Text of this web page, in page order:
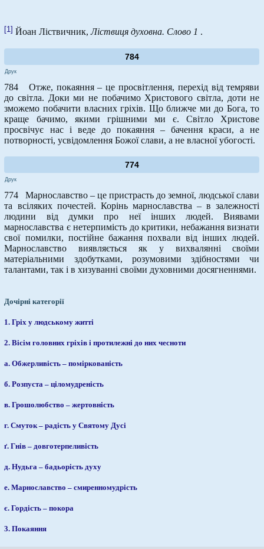
[1] Йоан Ліствичник,Ліствиця духовна. Слово 1 .
784
Друк
784 Отже, покаяння – це просвітлення, перехід від темряви
до світла. Доки ми не побачимо Христового світла, доти не
зможемо побачити власних гріхів. Що ближче ми до Бога, то
краще бачимо, якими грішними ми є. Світло Христове
просвічує нас і веде до покаяння – бачення краси, а не
потворності, усвідомлення Божої слави, а не власної убогості.
774
Друк
774 Марнославство – це пристрасть до земної, людської слави
та всіляких почестей. Корінь марнославства – в залежності
людини від думки про неї інших людей. Виявами
марнославства є нетерпимість до критики, небажання визнати
свої помилки, постійне бажання похвали від інших людей.
Марнославство виявляється як у вихвалянні своїми
матеріальними здобутками, розумовими здібностями чи
талантами, так і в хизуванні своїми духовними досягненнями.
Дочірні категорії
1. Гріх у людському житті
2. Вісім головних гріхів і протилежні до них чесноти
а. Обжерливість – поміркованість
б. Розпуста – ціломудреність
в. Грошолюбство – жертовність
г. Смуток – радість у Святому Дусі
ґ. Гнів – довготерпеливість
д. Нудьга – бадьорість духу
е. Марнославство – смиренномудрість
є. Гордість – покора
3. Покаяння